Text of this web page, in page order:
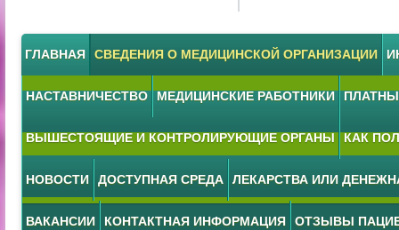
ГЛАВНАЯ СВЕДЕНИЯ О МЕДИЦИНСКОЙ ОРГАНИЗАЦИИ
НАСТАВНИЧЕСТВО МЕДИЦИНСКИЕ РАБОТНИКИ
ВЫШЕСТОЯЩИЕ И КОНТРОЛИРУЮЩИЕ ОРГАНЫ КАК
НОВОСТИ ДОСТУПНАЯ СРЕДА ЛЕКАРСТВА ИЛИ
ВАКАНСИИ КОНТАКТНАЯ ИНФОРМАЦИЯ ОТЗЫВЫ